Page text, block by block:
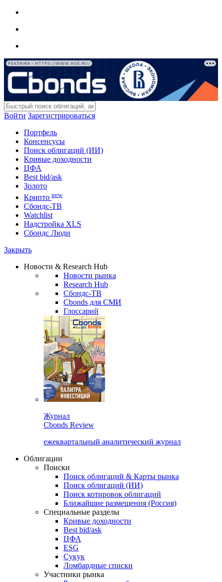
РЕКЛАМА • HTTPS://WWW.HSE.RU/
Войти Зарегистрироваться
Портфель
Консенсусы
Поиск облигаций (ИИ)
Кривые доходности
ЦФА
Best bid/ask
Золото
Крипто new
Сбондс-ТВ
Watchlist
Надстройка XLS
Сбондс Люди
Закрыть
Новости & Research Hub
Новости рынка
Research Hub
Сбондс-ТВ
Cbonds для СМИ
Глоссарий
Журнал
Cbonds Review
ежеквартальный аналитический журнал
Облигации
Поиски
Поиск облигаций & Карты рынка
Поиск облигаций (ИИ)
Поиск котировок облигаций
Ближайшие размещения (Россия)
Специальные разделы
Кривые доходности
Best bid/ask
ЦФА
ESG
Сукук
Ломбардные списки
Участники рынка